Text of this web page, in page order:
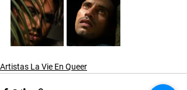
Artistas La Vie En Queer